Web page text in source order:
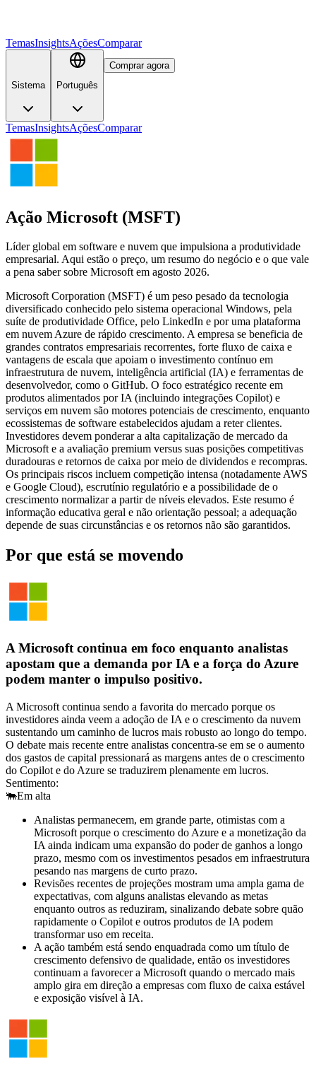
TemasInsightsAçõesComparar
Sistema Português
Comprar agora
TemasInsightsAçõesComparar
Ação Microsoft (MSFT)
Líder global em software e nuvem que impulsiona a produtividade
empresarial. Aqui estão o preço, um resumo do negócio e o que vale
a pena saber sobre Microsoft em agosto 2026.
Microsoft Corporation (MSFT) é um peso pesado da tecnologia
diversificado conhecido pelo sistema operacional Windows, pela
suíte de produtividade Office, pelo LinkedIn e por uma plataforma
em nuvem Azure de rápido crescimento. A empresa se beneficia de
grandes contratos empresariais recorrentes, forte fluxo de caixa e
vantagens de escala que apoiam o investimento contínuo em
infraestrutura de nuvem, inteligência artificial (IA) e ferramentas de
desenvolvedor, como o GitHub. O foco estratégico recente em
produtos alimentados por IA (incluindo integrações Copilot) e
serviços em nuvem são motores potenciais de crescimento, enquanto
ecossistemas de software estabelecidos ajudam a reter clientes.
Investidores devem ponderar a alta capitalização de mercado da
Microsoft e a avaliação premium versus suas posições competitivas
duradouras e retornos de caixa por meio de dividendos e recompras.
Os principais riscos incluem competição intensa (notadamente AWS
e Google Cloud), escrutínio regulatório e a possibilidade de o
crescimento normalizar a partir de níveis elevados. Este resumo é
informação educativa geral e não orientação pessoal; a adequação
depende de suas circunstâncias e os retornos não são garantidos.
Por que está se movendo
A Microsoft continua em foco enquanto analistas
apostam que a demanda por IA e a força do Azure
podem manter o impulso positivo.
A Microsoft continua sendo a favorita do mercado porque os
investidores ainda veem a adoção de IA e o crescimento da nuvem
sustentando um caminho de lucros mais robusto ao longo do tempo.
O debate mais recente entre analistas concentra-se em se o aumento
dos gastos de capital pressionará as margens antes de o crescimento
do Copilot e do Azure se traduzirem plenamente em lucros.
Sentimento:
🐃Em alta
Analistas permanecem, em grande parte, otimistas com a
Microsoft porque o crescimento do Azure e a monetização da
IA ainda indicam uma expansão do poder de ganhos a longo
prazo, mesmo com os investimentos pesados em infraestrutura
pesando nas margens de curto prazo.
Revisões recentes de projeções mostram uma ampla gama de
expectativas, com alguns analistas elevando as metas
enquanto outros as reduziram, sinalizando debate sobre quão
rapidamente o Copilot e outros produtos de IA podem
transformar uso em receita.
A ação também está sendo enquadrada como um título de
crescimento defensivo de qualidade, então os investidores
continuam a favorecer a Microsoft quando o mercado mais
amplo gira em direção a empresas com fluxo de caixa estável
e exposição visível à IA.